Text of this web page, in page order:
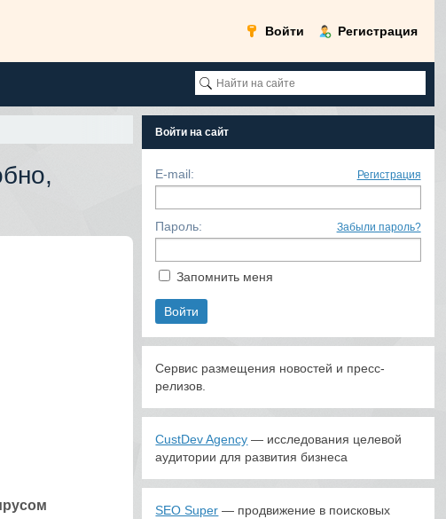
Войти Регистрация
Войти на сайт
E-mail: Регистрация
Пароль: Забыли пароль?
Запомнить меня
Сервис размещения новостей и пресс-
релизов.
CustDev Agency — исследования целевой
аудитории для развития бизнеса
SEO Super — продвижение в поисковых